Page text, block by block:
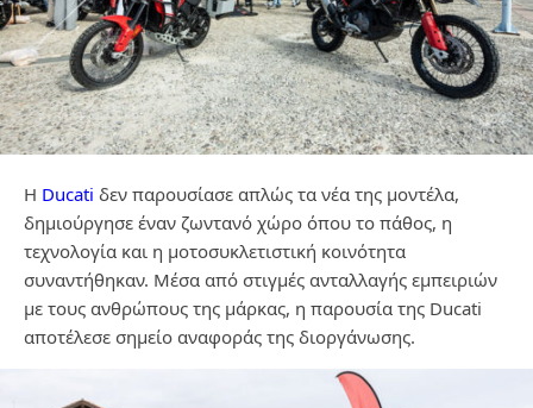
Η Ducati δεν παρουσίασε απλώς τα νέα της μοντέλα,
δημιούργησε έναν ζωντανό χώρο όπου το πάθος, η
τεχνολογία και η μοτοσυκλετιστική κοινότητα
συναντήθηκαν. Μέσα από στιγμές ανταλλαγής εμπειριών
με τους ανθρώπους της μάρκας, η παρουσία της Ducati
αποτέλεσε σημείο αναφοράς της διοργάνωσης.